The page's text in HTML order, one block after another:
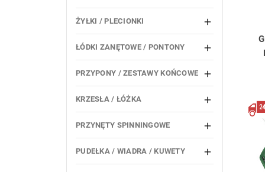
ŻYŁKI / PLECIONKI 
ŁÓDKI ZANĘTOWE / PONTONY 
PRZYPONY / ZESTAWY KOŃCOWE 
KRZESŁA / ŁÓŻKA 
PRZYNĘTY SPINNINGOWE 
PUDEŁKA / WIADRA / KUWETY 